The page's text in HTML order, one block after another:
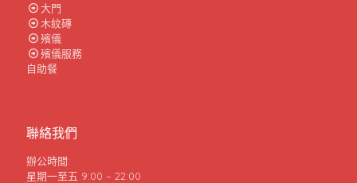
大門
木紋磚
殯儀
殯儀服務
自助餐
聯絡我們
辦公時間:
星期一至五 9:00 – 22:00